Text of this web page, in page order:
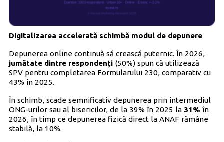
Digitalizarea accelerată schimbă modul de depunere
Depunerea online continuă să crească puternic. În 2026,
jumătate dintre respondenți (50%) spun că utilizează
SPV pentru completarea Formularului 230, comparativ cu
43% în 2025.
În schimb, scade semnificativ depunerea prin intermediul
ONG-urilor sau al bisericilor, de la 39% în 2025 la 31% în
2026, în timp ce depunerea fizică direct la ANAF rămâne
stabilă, la 10%.